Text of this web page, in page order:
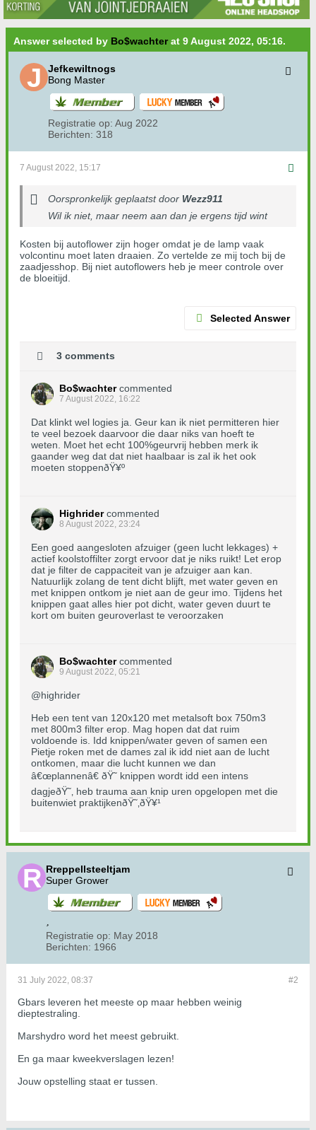
Answer selected by Bo$wachterat 9 August 2022, 05:16.
Jefkewiltnogs
Bong Master
Registratie op: Aug 2022
Berichten: 318
7 August 2022, 15:17
Oorspronkelijk geplaatst door Wezz911
Wil ik niet, maar neem aan dan je ergens tijd wint
Kosten bij autoflower zijn hoger omdat je de lamp vaak
volcontinu moet laten draaien. Zo vertelde ze mij toch bij de
zaadjesshop. Bij niet autoflowers heb je meer controle over
de bloeitijd.
Selected Answer
3 comments
Bo$wachter commented
7 August 2022, 16:22
Dat klinkt wel logies ja. Geur kan ik niet permitteren hier
te veel bezoek daarvoor die daar niks van hoeft te
weten. Moet het echt 100%geurvrij hebben merk ik
gaander weg dat dat niet haalbaar is zal ik het ook
moeten stoppenðŸ¥º
Highrider commented
8 August 2022, 23:24
Een goed aangesloten afzuiger (geen lucht lekkages) +
actief koolstoffilter zorgt ervoor dat je niks ruikt! Let erop
dat je filter de cappaciteit van je afzuiger aan kan.
Natuurlijk zolang de tent dicht blijft, met water geven en
met knippen ontkom je niet aan de geur imo. Tijdens het
knippen gaat alles hier pot dicht, water geven duurt te
kort om buiten geuroverlast te veroorzaken
Bo$wachter commented
9 August 2022, 05:21
@highrider
Heb een tent van 120x120 met metalsoft box 750m3
met 800m3 filter erop. Mag hopen dat dat ruim
voldoende is. Idd knippen/water geven of samen een
Pietje roken met de dames zal ik idd niet aan de lucht
ontkomen, maar die lucht kunnen we dan
â€œplannenâ€ ðŸ˜ knippen wordt idd een intens
dagjeðŸ˜‚ heb trauma aan knip uren opgelopen met die
buitenwiet praktijkenðŸ˜‚ðŸ¥¹
Rreppellsteeltjam
Super Grower
Registratie op: May 2018
Berichten: 1966
#2
31 July 2022, 08:37
Gbars leveren het meeste op maar hebben weinig
dieptestraling.
Marshydro word het meest gebruikt.
En ga maar kweekverslagen lezen!
Jouw opstelling staat er tussen.